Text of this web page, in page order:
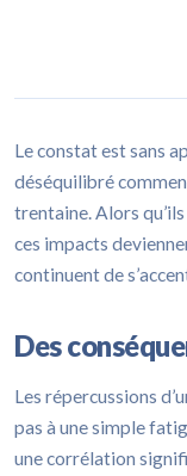
Le constat est sans
déséquilibré
trentaine. Alors
ces impacts
continuent de
Des
Les répercussions
pas à une simple
une corrélation